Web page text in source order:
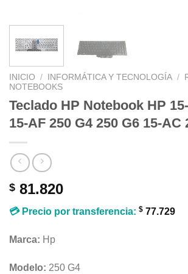
INICIO / INFORMÁTICA Y TECNOLOGÍA /
NOTEBOOKS
Teclado HP Notebook HP
15-AF 250 G4 250 G6 15-AC
$ 81.820
💳 Precio por transferencia: $ 77.729
Marca: Hp
Modelo: 250 G4